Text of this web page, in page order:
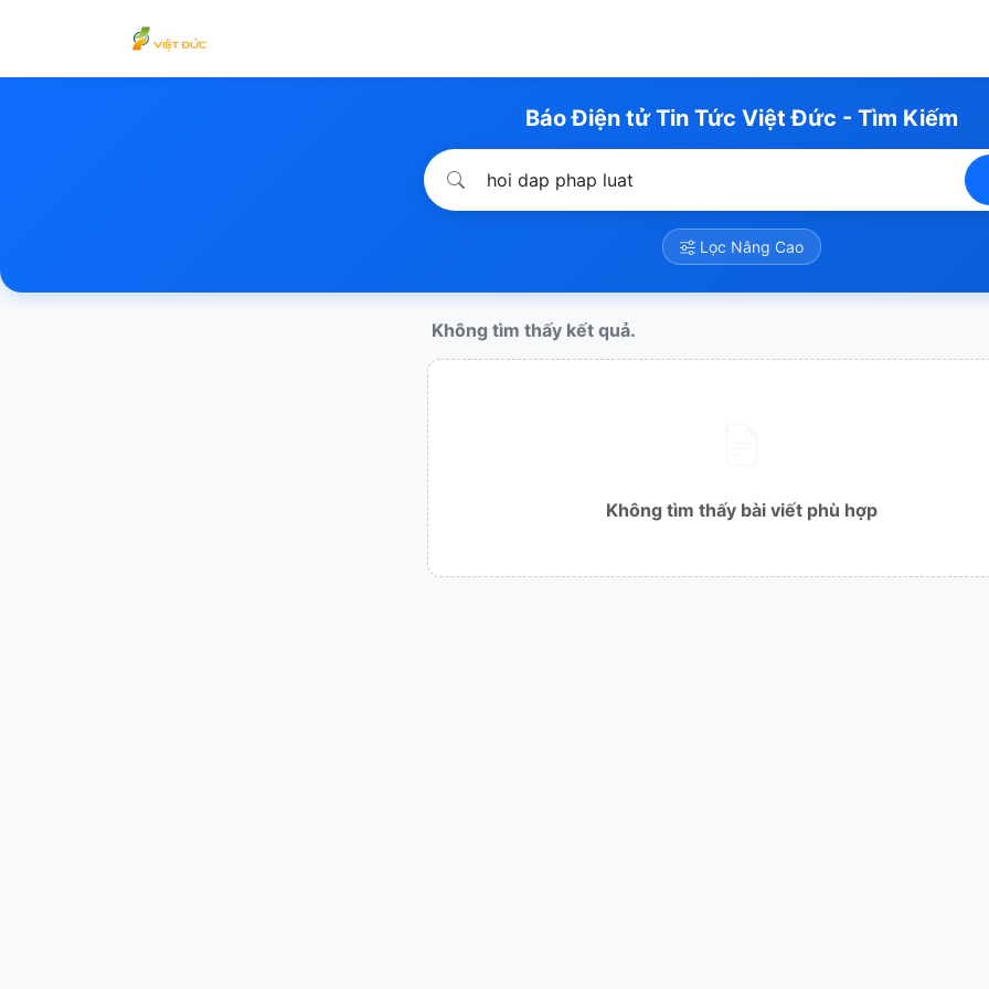
Báo Điện tử Tin Tức Việt Đức - Tìm Kiếm
Lọc Nâng Cao
Không tìm thấy kết quả.
Không tìm thấy bài viết phù hợp